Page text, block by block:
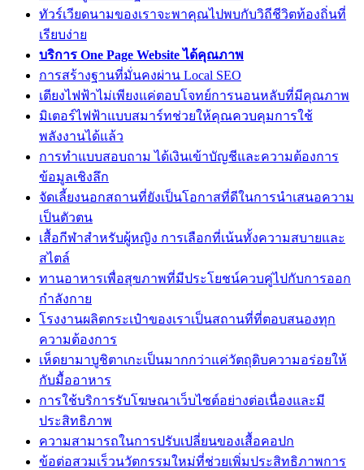
ทัวร์เวียดนามของเราจะพาคุณไปพบกับวิถีชีวิตท้องถิ่นที่
เรียบง่าย
บริการ One Page Website ได้คุณภาพ
การสร้างฐานที่มั่นคงผ่าน Local SEO
เตียงไฟฟ้าไม่เพียงแค่ตอบโจทย์การนอนหลับที่มีคุณภาพ
มิเตอร์ไฟฟ้าแบบสมาร์ทช่วยให้คุณควบคุมการใช้
พลังงานได้แล้ว
การทำแบบสอบถาม ได้เงินเข้าบัญชีและความต้องการ
ข้อมูลเชิงลึก
จัดเลี้ยงนอกสถานที่ยังเป็นโอกาสที่ดีในการนำเสนอความ
เป็นตัวตน
เสื้อกีฬาสำหรับผู้หญิง การเลือกที่เน้นทั้งความสบายและ
สไตล์
ทานอาหารเพื่อสุขภาพที่มีประโยชน์ควบคู่ไปกับการออก
กำลังกาย
โรงงานผลิตกระเป๋าของเราเป็นสถานที่ที่ตอบสนองทุก
ความต้องการ
เห็ดยามาบูชิตาเกะเป็นมากกว่าแค่วัตถุดิบความอร่อยให้
กับมื้ออาหาร
การใช้บริการรับโฆษณาเว็บไซต์อย่างต่อเนื่องและมี
ประสิทธิภาพ
ความสามารถในการปรับเปลี่ยนของเสื้อคอปก
ข้อต่อสวมเร็วนวัตกรรมใหม่ที่ช่วยเพิ่มประสิทธิภาพการ